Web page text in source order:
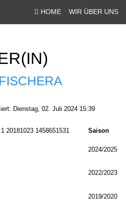
HOME WIR ÜBER UNS
Dienstag, 02. Juli 2024 15:39
Saison
2024/2025
2022/2023
2019/2020